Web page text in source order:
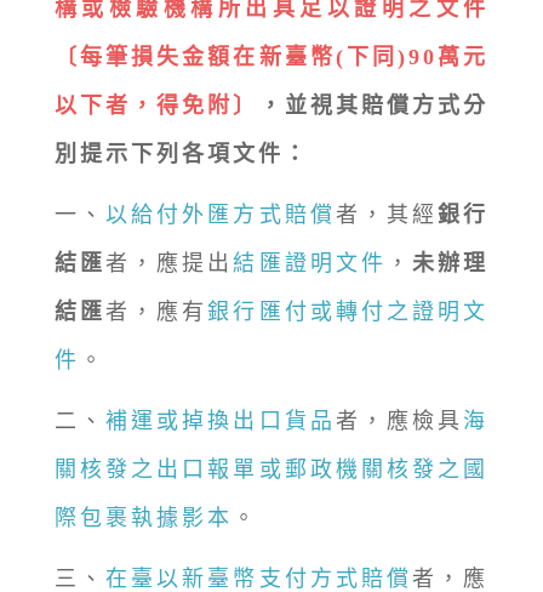
構或檢驗機構所出具足以證明之文件
〔每筆損失金額在新臺幣(下同)90萬元
以下者，得免附〕
，並視其賠償方式分
別提示下列各項文件：
一、 以給付外匯方式賠償 者，其經銀行
結匯者，應提出結匯證明文件 ，未辦理
結匯者，應有銀行匯付或轉付之證明文
件 。
二、 補運或掉換出口貨品 者，應檢具 海
關核發之出口報單或郵政機關核發之國
際包裹執據影本 。
三、 在臺以新臺幣支付方式賠償者，應